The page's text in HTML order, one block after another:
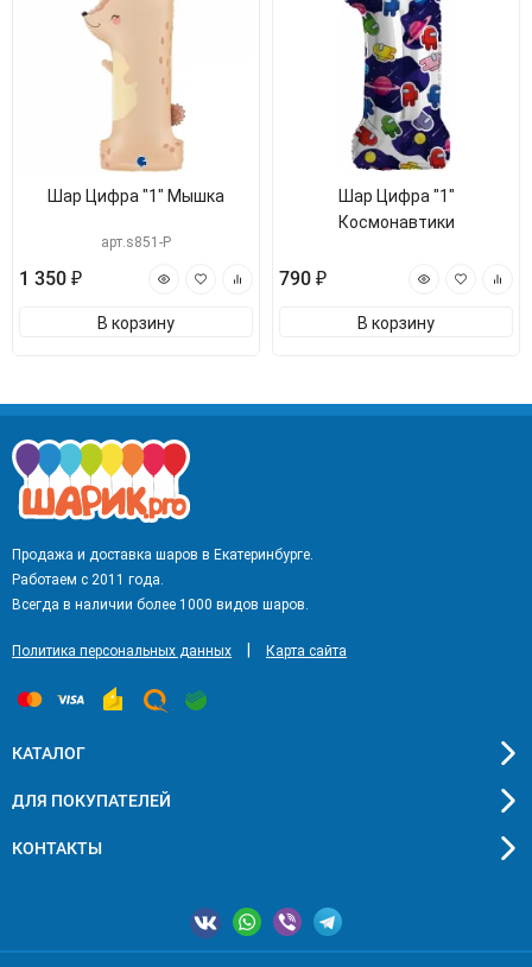
Шар Цифра "1" Мышка
арт.s851-P
1 350 ₽
В корзину
Шар Цифра "1"
Космонавтики
790 ₽
В корзину
Продажа и доставка шаров в Екатеринбурге.
Работаем с 2011 года.
Всегда в наличии более 1000 видов шаров.
Политика персональных данных Карта сайта
КАТАЛОГ
ДЛЯ ПОКУПАТЕЛЕЙ
КОНТАКТЫ